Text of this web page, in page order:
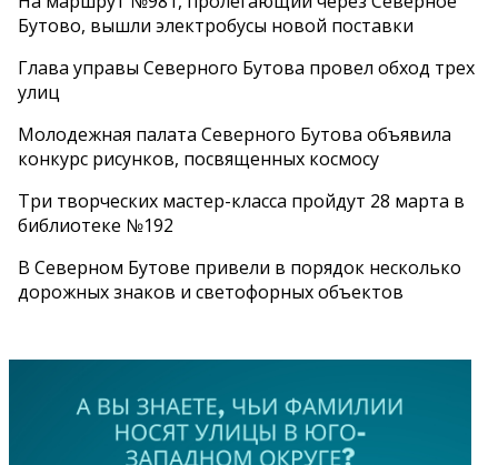
Бутово, вышли электробусы новой поставки
Глава управы Северного Бутова провел обход трех
улиц
Молодежная палата Северного Бутова объявила
конкурс рисунков, посвященных космосу
Три творческих мастер-класса пройдут 28 марта в
библиотеке №192
В Северном Бутове привели в порядок несколько
дорожных знаков и светофорных объектов